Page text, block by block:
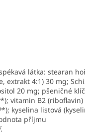
látka: stearan
extrakt 4:1) 30 mg;
20 mg; pšeničné
vitamin B2 (riboflavin)
kyselina listová
příjmu